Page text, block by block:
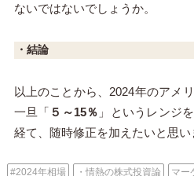
ないではないでしょうか。
・結論
以上のことから、2024年のアメ
一旦「 ５～15％ 」というレンジ
経て、随時修正を加えたいと思い
#2024年相場 ・情熱の株式投資論 マー